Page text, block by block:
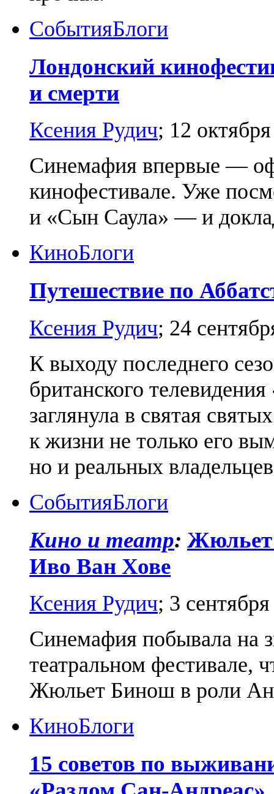
СобытияБлоги
Лондонский
и смерти
Ксения Рудич; 12
Синемафия впервые —
кинофестивале. Уже
и «Сын Саула» — и
КиноБлоги
Путешествие по
Ксения Рудич; 24
К выходу последнего
британского
заглянула в святая
к жизни не только его
но и реальных
СобытияБлоги
Кино и театр: Жюльет
Иво Ван Хове
Ксения Рудич; 3
Синемафия побывала на
театральном фестивале,
Жюльет Бинош в роли
КиноБлоги
15 советов по